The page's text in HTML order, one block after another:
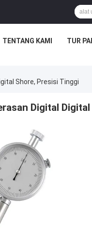
TENTANG KAMI TUR
Shore, Presisi Tinggi
Digital